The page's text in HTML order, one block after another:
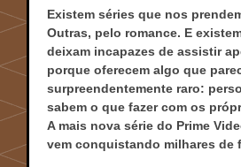
Existem séries que nos
Outras, pelo romance. E
deixam incapazes de assistir
porque oferecem algo que
surpreendentemente raro:
sabem o que fazer com os
A mais nova série do Prime
vem conquistando milhares de